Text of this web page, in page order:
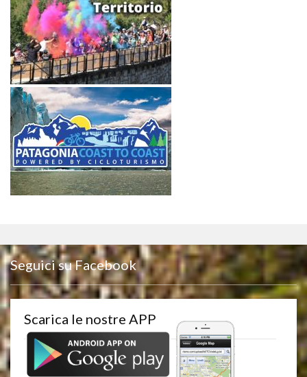
Seguici su Facebook
Scarica le nostre APP